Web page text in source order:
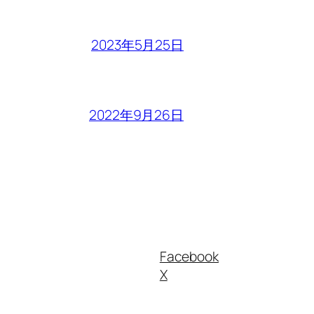
2023年5月25日
2022年9月26日
Facebook
X